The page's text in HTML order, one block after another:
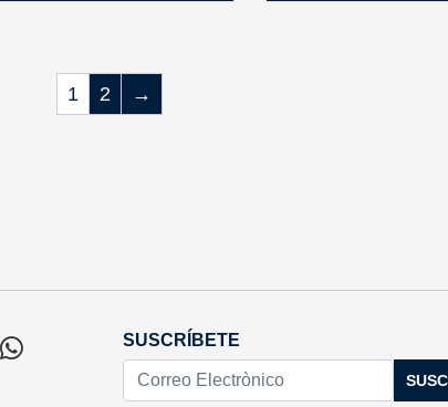
1 2 →
SUSCRÍBETE